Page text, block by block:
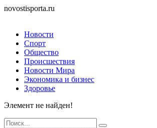
novostisporta.ru
Новости
Спорт
Общество
Происшествия
Новости Мира
Экономика и бизнес
Здоровье
Элемент не найден!